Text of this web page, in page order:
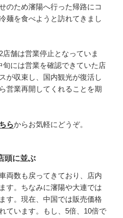
のため瀋陽へ行った帰路にコ
麺を食べようと訪れてきまし
舗は営業停止となっていま
には営業を確認できていた店
が収束し、国内観光が復活し
営業再開してくれることを期
らからお気軽にどうぞ。
頭に並ぶ
両数も戻ってきており、店内
す。ちなみに瀋陽や大連では
す。現在、中国では販売価格
ています。もし、5倍、10倍で